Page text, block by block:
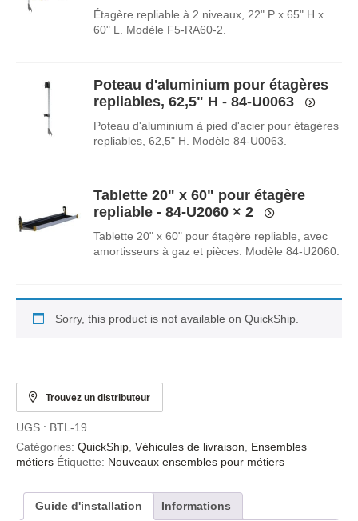
Étagère repliable à 2 niveaux, 22" P x 65" H x
60" L. Modèle F5-RA60-2.
Poteau d'aluminium pour étagères
repliables, 62,5" H - 84-U0063
Poteau d'aluminium à pied d'acier pour étagères
repliables, 62,5" H. Modèle 84-U0063.
Tablette 20" x 60" pour étagère
repliable - 84-U2060× 2
Tablette 20" x 60" pour étagère repliable, avec
amortisseurs à gaz et pièces. Modèle 84-U2060.
Sorry, this product is not available on QuickShip.
Trouvez un distributeur
UGS : BTL-19
Catégories: QuickShip, Véhicules de livraison, Ensembles
métiers Étiquette: Nouveaux ensembles pour métiers
Guide d'installation Informations